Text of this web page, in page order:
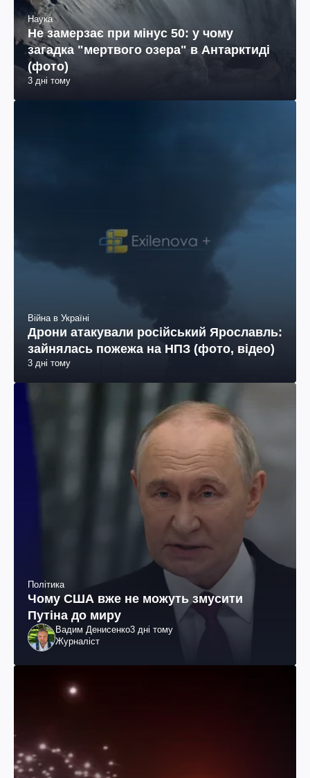
Наука
Не замерзає при мінус 50: у чому
загадка "мертвого озера" в Антарктиді
(фото)
3 дні тому
Війна в Україні
Дрони атакували російський Ярославль:
зайнялась пожежа на НПЗ (фото, відео)
3 дні тому
Політика
Чому США вже не можуть змусити
Путіна до миру
Вадим Денисенко3 дні тому
Журналіст